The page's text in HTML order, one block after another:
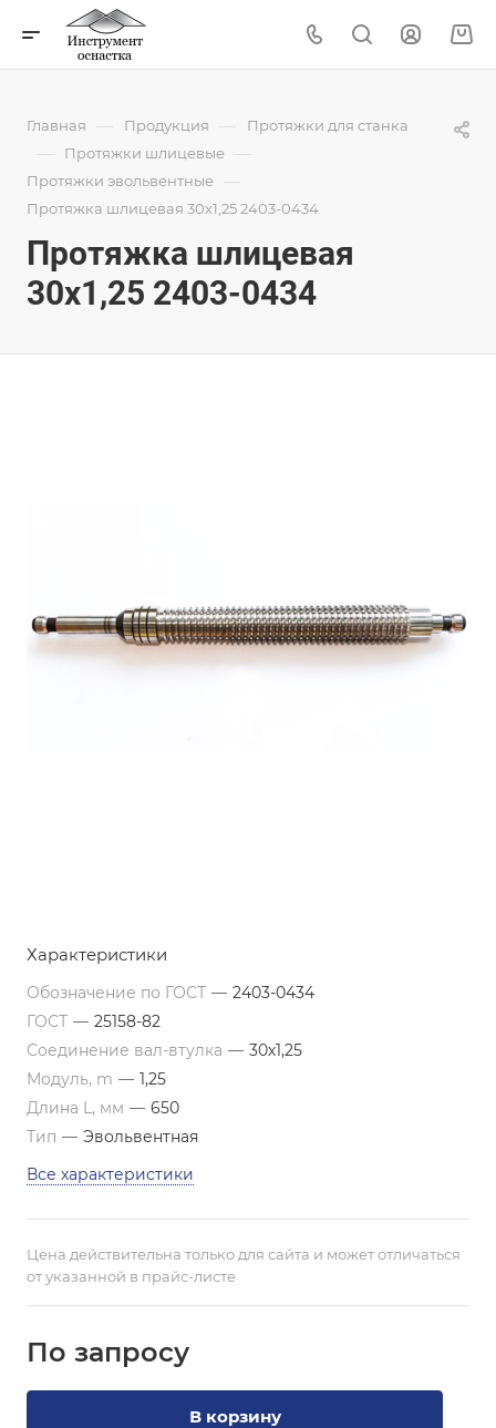
Главная — Продукция — Протяжки для станка
— Протяжки шлицевые —
Протяжки эвольвентные —
Протяжка шлицевая 30x1,25 2403-0434
Протяжка шлицевая
30x1,25 2403-0434
Характеристики
Обозначение по ГОСТ — 2403-0434
ГОСТ — 25158-82
Соединение вал-втулка — 30х1,25
Модуль, m — 1,25
Длина L, мм — 650
Тип — Эвольвентная
Все характеристики
Цена действительна только для сайта и может отличаться
от указанной в прайс-листе
По запросу
В корзину